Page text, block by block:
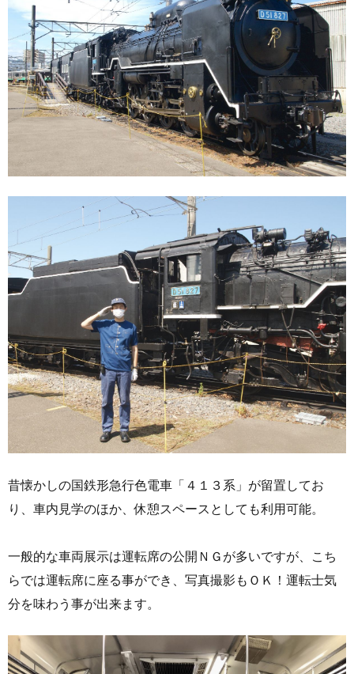
昔懐かしの国鉄形急行色電車「４１３系」が留置してお
り、車内見学のほか、休憩スペースとしても利用可能。
一般的な車両展示は運転席の公開ＮＧが多いですが、こち
らでは運転席に座る事ができ、写真撮影もＯＫ！運転士気
分を味わう事が出来ます。